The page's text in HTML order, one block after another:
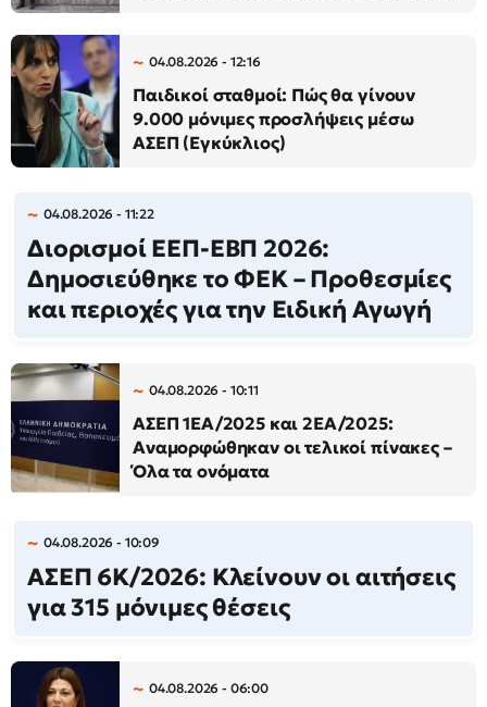
04.08.2026 - 12:16
Παιδικοί σταθμοί: Πώς θα γίνουν
9.000 μόνιμες προσλήψεις μέσω
ΑΣΕΠ (Εγκύκλιος)
04.08.2026 - 11:22
Διορισμοί ΕΕΠ-ΕΒΠ 2026:
Δημοσιεύθηκε το ΦΕΚ – Προθεσμίες
και περιοχές για την Ειδική Αγωγή
04.08.2026 - 10:11
ΑΣΕΠ 1ΕΑ/2025 και 2ΕΑ/2025:
Αναμορφώθηκαν οι τελικοί πίνακες –
Όλα τα ονόματα
04.08.2026 - 10:09
ΑΣΕΠ 6Κ/2026: Κλείνουν οι αιτήσεις
για 315 μόνιμες θέσεις
04.08.2026 - 06:00